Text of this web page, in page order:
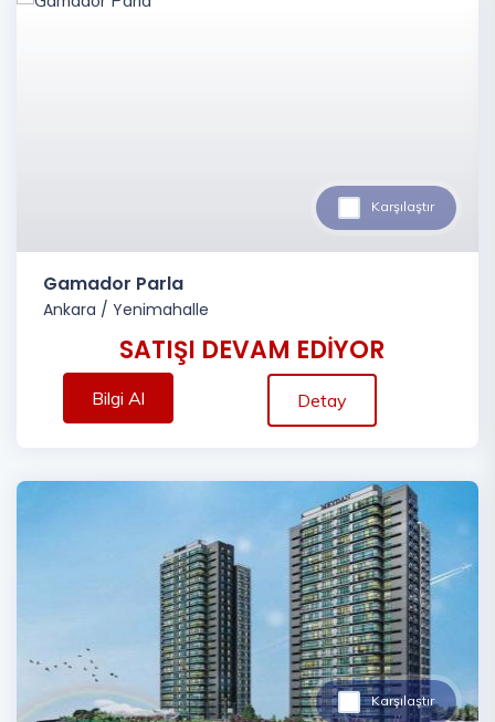
Karşılaştır
Gamador Parla
Ankara / Yenimahalle
SATIŞI DEVAM EDİYOR
Bilgi Al Detay
Karşılaştır